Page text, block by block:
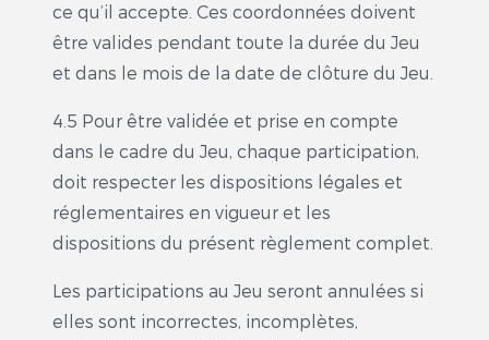
ce qu’il accepte. Ces coordonnées doivent
être valides pendant toute la durée du Jeu
et dans le mois de la date de clôture du Jeu.
4.5 Pour être validée et prise en compte
dans le cadre du Jeu, chaque participation,
doit respecter les dispositions légales et
réglementaires en vigueur et les
dispositions du présent règlement complet.
Les participations au Jeu seront annulées si
elles sont incorrectes, incomplètes,